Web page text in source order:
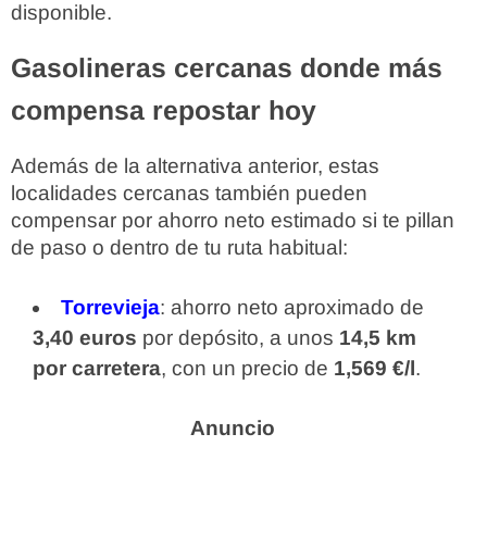
disponible.
Gasolineras cercanas donde más
compensa repostar hoy
Además de la alternativa anterior, estas
localidades cercanas también pueden
compensar por ahorro neto estimado si te pillan
de paso o dentro de tu ruta habitual:
Torrevieja: ahorro neto aproximado de
3,40 euros por depósito, a unos 14,5 km
por carretera, con un precio de 1,569 €/l.